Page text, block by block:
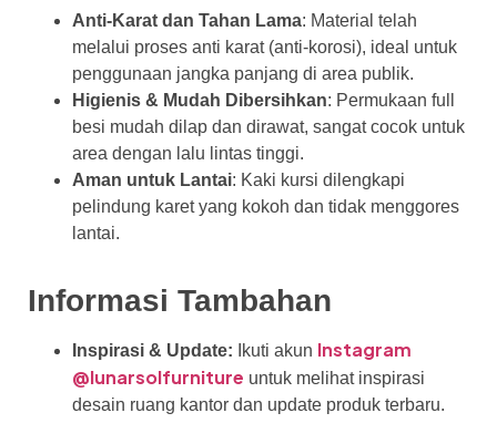
Anti-Karat dan Tahan Lama: Material telah
melalui proses anti karat (anti-korosi), ideal untuk
penggunaan jangka panjang di area publik.
Higienis & Mudah Dibersihkan: Permukaan full
besi mudah dilap dan dirawat, sangat cocok untuk
area dengan lalu lintas tinggi.
Aman untuk Lantai: Kaki kursi dilengkapi
pelindung karet yang kokoh dan tidak menggores
lantai.
Informasi Tambahan
Inspirasi & Update: Ikuti akun Instagram
@lunarsolfurniture untuk melihat inspirasi
desain ruang kantor dan update produk terbaru.